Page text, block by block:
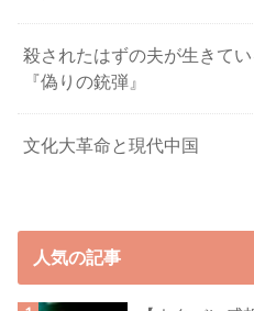
殺されたはずの夫が生きて
『偽りの銃弾』
文化大革命と現代中国
人気の記事